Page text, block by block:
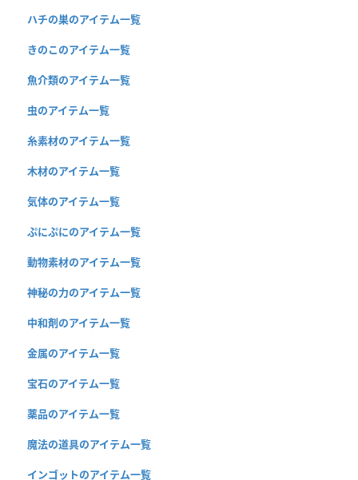
ハチの巣のアイテム一覧
きのこのアイテム一覧
魚介類のアイテム一覧
虫のアイテム一覧
糸素材のアイテム一覧
木材のアイテム一覧
気体のアイテム一覧
ぷにぷにのアイテム一覧
動物素材のアイテム一覧
神秘の力のアイテム一覧
中和剤のアイテム一覧
金属のアイテム一覧
宝石のアイテム一覧
薬品のアイテム一覧
魔法の道具のアイテム一覧
インゴットのアイテム一覧